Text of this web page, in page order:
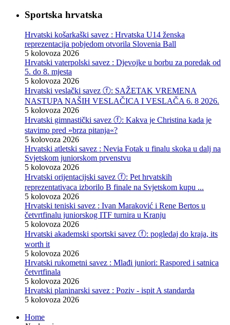
Sportska hrvatska
Hrvatski košarkaški savez : Hrvatska U14 ženska
reprezentacija pobjedom otvorila Slovenia Ball
5 kolovoza 2026
Hrvatski vaterpolski savez : Djevojke u borbu za poredak od
5. do 8. mjesta
5 kolovoza 2026
Hrvatski veslački savez ⓕ: SAŽETAK VREMENA
NASTUPA NAŠIH VESLAČICA I VESLAČA 6. 8 2026.
5 kolovoza 2026
Hrvatski gimnastički savez ⓕ: Kakva je Christina kada je
stavimo pred »brza pitanja«?
5 kolovoza 2026
Hrvatski atletski savez : Nevia Fotak u finalu skoka u dalj na
Svjetskom juniorskom prvenstvu
5 kolovoza 2026
Hrvatski orijentacijski savez ⓕ: Pet hrvatskih
reprezentativaca izborilo B finale na Svjetskom kupu ...
5 kolovoza 2026
Hrvatski teniski savez : Ivan Maraković i Rene Bertos u
četvrtfinalu juniorskog ITF turnira u Kranju
5 kolovoza 2026
Hrvatski akademski sportski savez ⓕ: pogledaj do kraja, its
worth it
5 kolovoza 2026
Hrvatski rukometni savez : Mlađi juniori: Raspored i satnica
četvrtfinala
5 kolovoza 2026
Hrvatski planinarski savez : Poziv - ispit A standarda
5 kolovoza 2026
Home